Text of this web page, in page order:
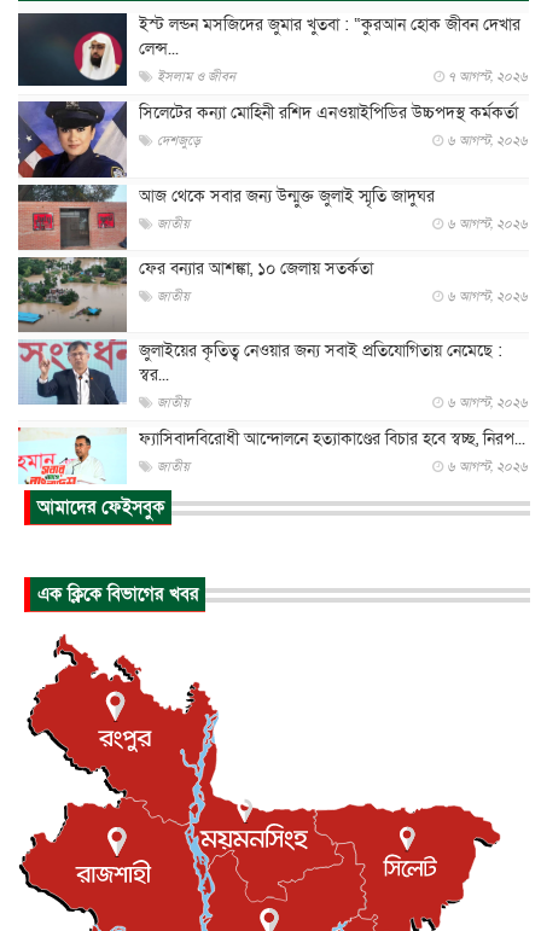
ইস্ট লন্ডন মসজিদের জুমার খুতবা : “কুরআন হোক জীবন দেখার
লেন্স...
ইসলাম ও জীবন ৭ আগস্ট, ২০২৬
সিলেটের কন্যা মোহিনী রশিদ এনওয়াইপিডির উচ্চপদস্থ কর্মকর্তা
দেশজুড়ে ৬ আগস্ট, ২০২৬
আজ থেকে সবার জন্য উন্মুক্ত জুলাই স্মৃতি জাদুঘর
জাতীয় ৬ আগস্ট, ২০২৬
ফের বন্যার আশঙ্কা, ১০ জেলায় সতর্কতা
জাতীয় ৬ আগস্ট, ২০২৬
জুলাইয়ের কৃতিত্ব নেওয়ার জন্য সবাই প্রতিযোগিতায় নেমেছে :
স্বর...
জাতীয় ৬ আগস্ট, ২০২৬
ফ্যাসিবাদবিরোধী আন্দোলনে হত্যাকাণ্ডের বিচার হবে স্বচ্ছ, নিরপ...
জাতীয় ৬ আগস্ট, ২০২৬
ভারত সরকারের কাছে ক্ষমা চাইলেন জাকারবার্গ
আকাশে ট্রাম্পের হেলিকপ্টার ও যাত্রীবাহী বিমান মুখোমুখি, তদন্...
আন্তর্জাতিক
আন্তর্জাতিক
যুক্তরাষ্ট্রে পারিবারিক সংঘাতে বন্দুক হামলা, নিহত ৩
আন্তর্জাতিক
টি-টোয়েন্টি ইতিহাসের সর্বোচ্চ রানের মালিক এখন জস বাটলার
খেলাধুলা ৬ আগস্ট, ২০২৬
বস্তিতে কেটেছে শৈশব, আজ মুম্বাইয়ে দুই বাড়ির মালিক
৬ আগস্ট, ২০২৬
আমাদের ফেইসবুক
এক ক্লিকে বিভাগের খবর